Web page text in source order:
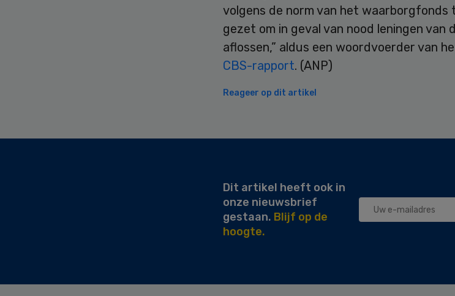
volgens de norm van het
gezet om in geval van nood leningen van
aflossen,” aldus een woordvoerder van
CBS-rapport. (ANP)
Reageer op dit artikel
Secondary
Dit artikel heeft ook in
onze nieuwsbrief
gestaan. Blijf op de
hoogte.